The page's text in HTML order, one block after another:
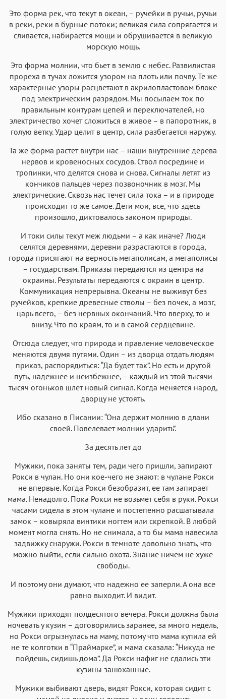
Это форма рек, что текут в океан, – ручейки в ручьи, ручьи
в реки, реки в бурные потоки; великая сила сопрягается и
сливается, набирается мощи и обрушивается в великую
морскую мощь.
Это форма молнии, что бьет в землю с небес. Развилистая
прореха в тучах ложится узором на плоть или почву. Те же
характерные узоры расцветают в акрилопластовом блоке
под электрическим разрядом. Мы посылаем ток по
правильным контурам цепей и переключателей, но
электричество хочет сложиться в живое – в папоротник, в
голую ветку. Удар целит в центр, сила разбегается наружу.
Та же форма растет внутри нас – наши внутренние дерева
нервов и кровеносных сосудов. Ствол посредине и
тропинки, что делятся снова и снова. Сигналы летят из
кончиков пальцев через позвоночник в мозг. Мы
электрические. Сквозь нас течет сила тока – и в природе
происходит то же самое. Дети мои, все, что здесь
произошло, диктовалось законом природы.
И токи силы текут меж людьми – а как иначе? Люди
селятся деревнями, деревни разрастаются в города,
города присягают на верность мегаполисам, а мегаполисы
– государствам. Приказы передаются из центра на
окраины. Результаты передаются с окраин в центр.
Коммуникация непрерывна. Океаны не выживут без
ручейков, крепкие древесные стволы – без почек, а мозг,
царь всего, – без нервных окончаний. Что вверху, то и
внизу. Что по краям, то и в самой сердцевине.
Отсюда следует, что природа и правление человеческое
меняются двумя путями. Один – из дворца отдать людям
приказ, распорядиться: “Да будет так”. Но есть и другой
путь, надежнее и неизбежнее, – каждый из этой тысячи
тысяч огоньков шлет новый сигнал. Когда меняется народ,
дворцу не устоять.
Ибо сказано в Писании: “Она держит молнию в длани
своей. Повелевает молнии ударить”.
За десять лет до
Мужики, пока заняты тем, ради чего пришли, запирают
Рокси в чулан. Но они кое-чего не знают: в чулане Рокси
не впервые. Когда Рокси безобразит, ее там запирает
мама. Ненадолго. Пока Рокси не возьмет себя в руки. Рокси
часами сидела в этом чулане и постепенно расшатывала
замок – ковыряла винтики ногтем или скрепкой. В любой
момент могла снять. Но не снимала, а то бы мама навесила
задвижку снаружи. Рокси в темноте довольно знать, что
можно выйти, если сильно охота. Знание ничем не хуже
свободы.
И поэтому они думают, что надежно ее заперли. А она все
равно выходит. И видит.
Мужики приходят полдесятого вечера. Рокси должна была
ночевать у кузин – договорились заранее, за много недель,
но Рокси огрызнулась на маму, потому что мама купила ей
не те колготки в “Праймарке”, и мама сказала: “Никуда не
пойдешь, сидишь дома”. Да Рокси нафиг не сдались эти
кузины занюханные.
Мужики выбивают дверь, видят Рокси, которая сидит с